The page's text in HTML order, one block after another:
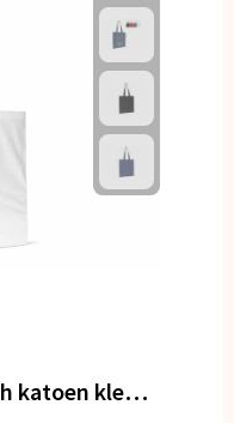
Schoudertas biologisch katoen kleur lang 140g/m² 38x42 cm